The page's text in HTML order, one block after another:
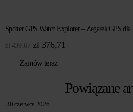
Spotter GPS Watch Explorer – Zegarek GPS
zł 439,67 Pierwotna
wynosiła:
zł376,71
Zamów teraz
Powiązane
30 czerwca 2026